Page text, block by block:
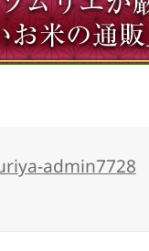
admin7728